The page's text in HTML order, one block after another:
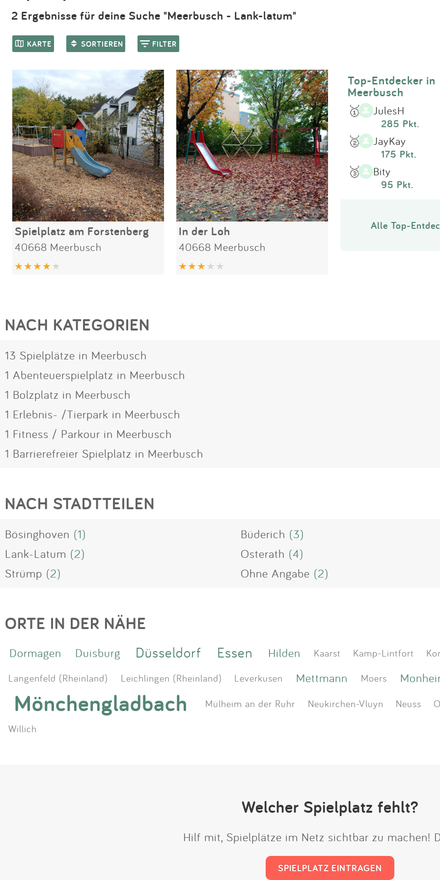
2 Ergebnisse für deine Suche "Meerbusch - Lank-latum"
KARTE SORTIEREN FILTER
Spielplatz am Forstenberg
40668 Meerbusch
In der Loh
40668 Meerbusch
Top-Entdecker in
Meerbusch
🥇 JulesH
285 Pkt.
🥈 JayKay
175 Pkt.
🥉 Bity
95 Pkt.
Alle Top-
NACH KATEGORIEN
13 Spielplätze in Meerbusch
1 Abenteuerspielplatz in Meerbusch
1 Bolzplatz in Meerbusch
1 Erlebnis- /Tierpark in Meerbusch
1 Fitness / Parkour in Meerbusch
1 Barrierefreier Spielplatz in Meerbusch
NACH STADTTEILEN
Bösinghoven (1) Büderich (3)
Lank-Latum (2) Osterath (4)
Strümp (2) Ohne Angabe (2)
ORTE IN DER NÄHE
Dormagen Duisburg Düsseldorf Essen Hilden Kaarst Kamp-Lintfort
Langenfeld (Rheinland)
Leichlingen (Rheinland) Leverkusen Mettmann Moers
Mönchengladbach Mülheim an der Ruhr Neukirchen-Vluyn Neuss
Willich
Welcher Spielplatz fehlt?
Hilf mit, Spielplätze im Netz sichtbar zu machen!
SPIELPLATZ EINTRAGEN